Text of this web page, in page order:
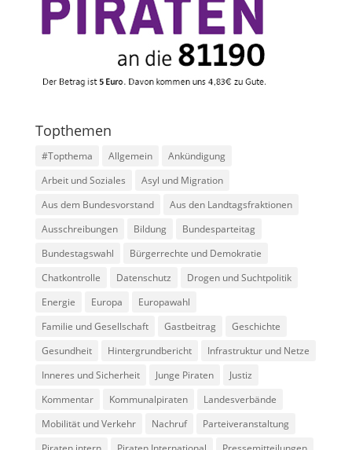
Topthemen
#Topthema Allgemein
Ankündigung
Arbeit und Soziales
Asyl und Migration
Aus dem Bundesvorstand
Aus den Landtagsfraktionen
Ausschreibungen
Bildung
Bundesparteitag
Bundestagswahl
Bürgerrechte und Demokratie
Chatkontrolle
Datenschutz
Drogen und Suchtpolitik
Energie
Europa
Europawahl
Familie und Gesellschaft
Gastbeitrag
Geschichte
Gesundheit
Hintergrundbericht
Infrastruktur und Netze
Inneres und Sicherheit
Junge Piraten
Justiz
Kommentar
Kommunalpiraten
Landesverbände
Mobilität und Verkehr
Nachruf
Parteiveranstaltung